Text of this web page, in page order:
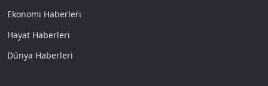
Ekonomi Haberleri
Hayat Haberleri
Dünya Haberleri